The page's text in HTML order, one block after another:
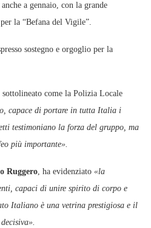
a gennaio, con la grande
la “Befana del Vigile”.
sostegno e orgoglio per la
sottolineato come la Polizia Locale
capace di portare in tutta Italia i
testimoniano la forza del gruppo, ma
più importante».
Ruggero, ha evidenziato «la
capaci di unire spirito di corpo e
Italiano è una vetrina prestigiosa e il